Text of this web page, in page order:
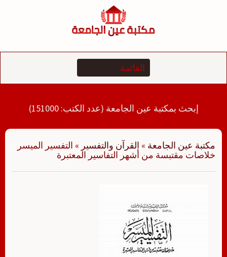
إبحث بمكتبة عين الجامعة (عدد الكتب: 151000)
مكتبة عين الجامعة » القرآن والتفسير » التفسير الميسر
خلاصات مقتبسة من أشهر التفاسير المعتبرة